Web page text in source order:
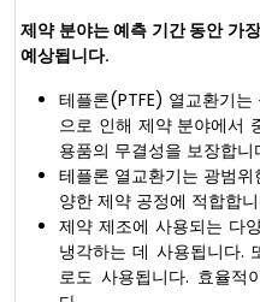
제약 분야는 예측 기간 동안 가
예상됩니다.
테플론(PTFE) 열교환기
으로 인해 제약 분야에서
용품의 무결성을 보장합니
테플론 열교환기는 광범
양한 제약 공정에 적합합
제약 제조에 사용되는 다
냉각하는 데 사용됩니다.
로도 사용됩니다. 효율적